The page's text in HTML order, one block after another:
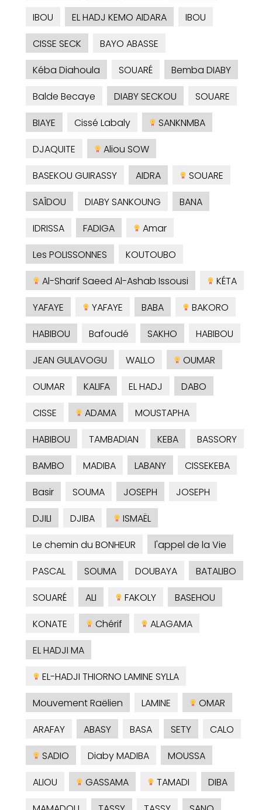
IBOU
EL HADJ KEMO AIDARA
IBOU
CISSE SECK
BAYO ABASSE
Kéba Diahoula
SOUARÉ
Bemba DIABY
Balde Becaye
DIABY SECKOU
SOUARE
BIAYE
Cissé Labaly
SANKNMBA
DJAQUITE
Aliou SOW
BASEKOU GUIRASSY
AIDRA
SOUARE
SAÎDOU
DIABY SANKOUNG
BANA
IDRISSA
FADIGA
Amar
Les POLISSONNES
KOUTOUBO
Al-Sharif Saeed Al-Ashab Issousi
KÉTA
YAFAYE
YAFAYE BABA
BAKORO
HABIBOU
Bafoudé SAKHO
HABIBOU
JEAN GULAVOGU
WALLO
OUMAR
OUMAR
KALIFA EL HADJ
DABO
CISSE
ADAMA
MOUSTAPHA
HABIBOU
TAMBADIAN KEBA
BASSORY
BAMBO
MADIBA LABANY
CISSEKEBA
Basir
SOUMA JOSEPH
JOSEPH
DJILI
DJIBA
ISMAËL
Le chemin du BONHEUR
l'appel de la Vie
PASCAL
SOUMA DOUBAYA
BATALIBO
SOUARÉ
ALI FAKOLY
BASEHOU
KONATE
Chérif
ALAGAMA
EL HADJI MA
EL-HADJI THIORNO LAMINE SYLLA
Mouvement Raëlien
LAMINE
OMAR
ARAFAY
ABASY BASA SETY
CALO
SADIO
Diaby MADIBA
MOUSSA
ALIOU
GASSAMA TAMADI
DIBA